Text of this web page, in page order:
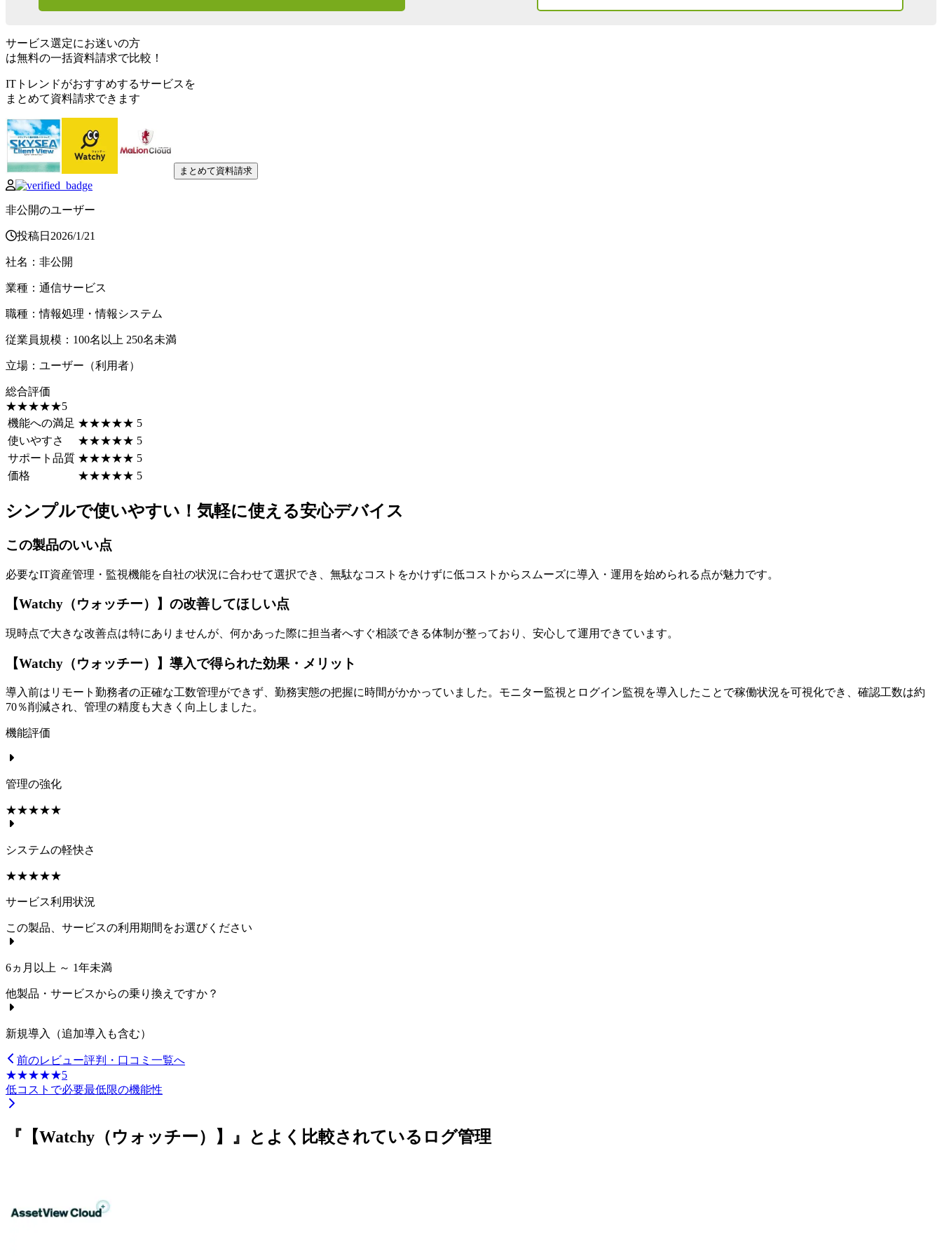
サービス選定にお迷いの方
は無料の一括資料請求で比較！
ITトレンドがおすすめするサービスを
まとめて資料請求できます
まとめて資料請求
非公開のユーザー
投稿日 2026/1/21
社名 ： 非公開
業種 ： 通信サービス
職種 ：情報処理・情報システム
従業員規模 ： 100名以上 250名未満
立場 ： ユーザー（利用者）
総合評価
☆☆☆☆☆
★★★★★5
機能への満足 ☆☆☆☆☆
★★★★★ 5
使いやすさ
☆☆☆☆☆
★★★★★ 5
サポート品質 ☆☆☆☆☆
★★★★★ 5
価格
☆☆☆☆☆
★★★★★ 5
シンプルで使いやすい！気軽に使える安心デバイス
この製品のいい点
必要なIT資産管理・監視機能を自社の状況に合わせて選択でき、無駄なコストをかけずに低コストからスムーズに導入・運用を始められる点が魅力です。
【Watchy（ウォッチー）】の改善してほしい点
現時点で大きな改善点は特にありませんが、何かあった際に担当者へすぐ相談できる体制が整っており、安心して運用できています。
【Watchy（ウォッチー）】導入で得られた効果・メリット
導入前はリモート勤務者の正確な工数管理ができず、勤務実態の把握に時間がかかっていました。モニター監視とログイン監視を導入したことで稼働状況を可視化でき、確認工数は約
70％削減され、管理の精度も大きく向上しました。
機能評価
管理の強化
☆☆☆☆☆
★★★★★
システムの軽快さ
☆☆☆☆☆
★★★★★
サービス利用状況
この製品、サービスの利用期間をお選びください
6ヵ月以上 ～ 1年未満
他製品・サービスからの乗り換えですか？
新規導入（追加導入も含む）
前のレビュー評判・口コミ一覧へ
☆☆☆☆☆
★★★★★5
低コストで必要最低限の機能性
『【Watchy（ウォッチー）】』とよく比較されているログ管理